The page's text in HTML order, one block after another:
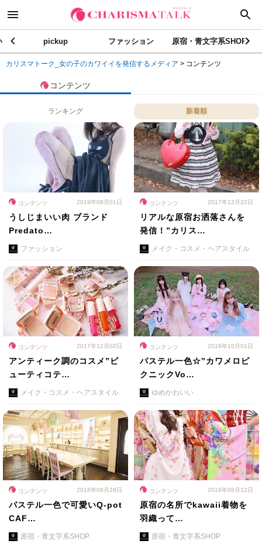
pickup ファッション 原宿・青文字系SHOP
カリスマトーク_女の子のカワイイを発信するメディア > コンテンツ
コンテンツ
ランキング 新着順
コンテンツ 2019年08月01日
うしじまいい肉 ブランド
Predato…
ファッション
コンテンツ 2017年12月22日
リアルな原宿お洒落さんを
発信！”カリス…
メイク・コスメ・ヘアスタイル
コンテンツ 2017年12月02日
アンティーク調のコスメ”ビ
ューティコテ…
メイク・コスメ・ヘアスタイル
コンテンツ 2016年10月01日
パステル一色☆”カワメロピ
クニックVo…
ゆめかわいい
コンテンツ 2016年09月29日
パステル一色で可愛いQ-pot
CAF…
原宿・青文字系SHOP
コンテンツ 2016年09月12日
原宿の名所でkawaii着物を
羽織って…
原宿・青文字系SHOP